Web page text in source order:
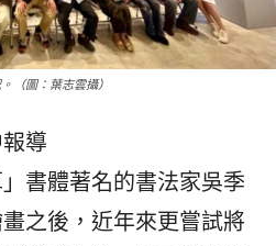
（圖：葉志雲攝）
導
書體著名的書法家吳季
之後，近年來更嘗試將